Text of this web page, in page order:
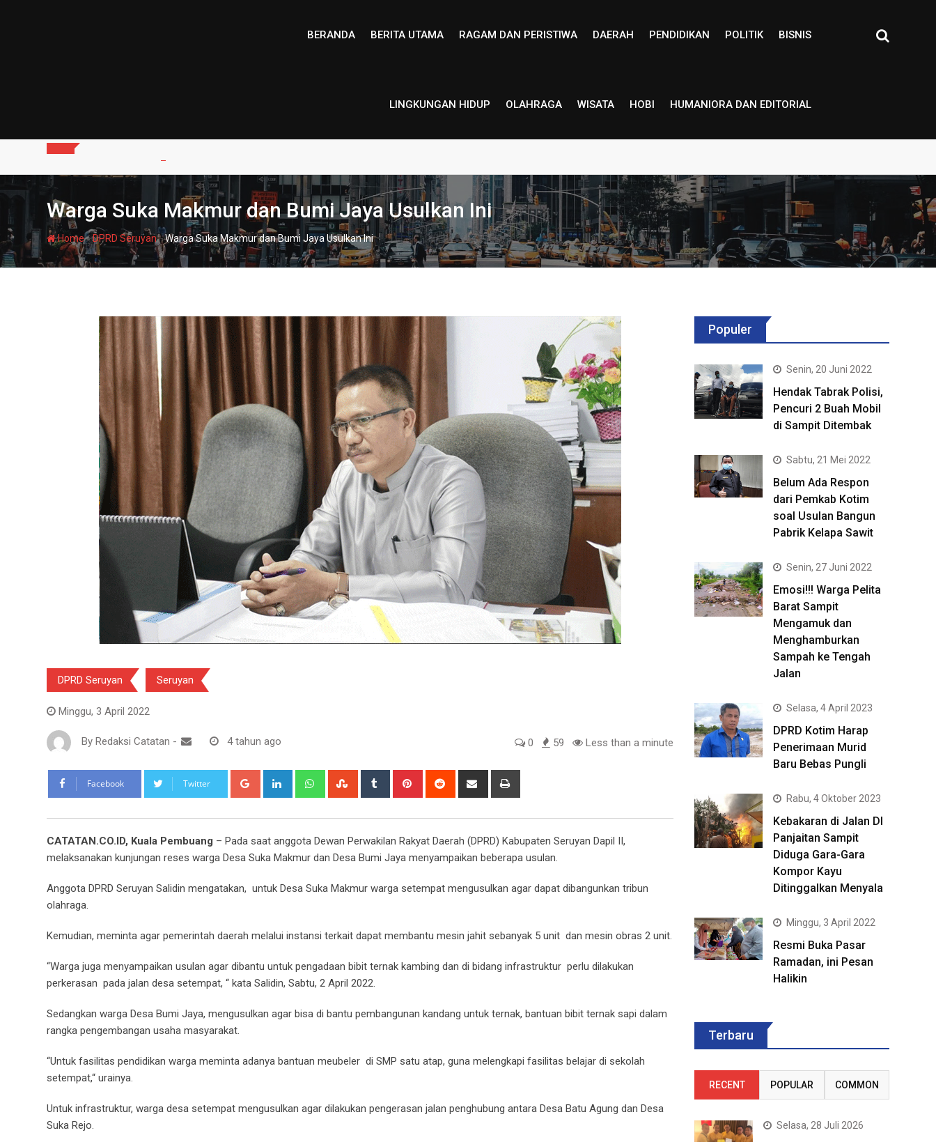
BERANDA BERITA UTAMA RAGAM DAN PERISTIWA DAERAH PENDIDIKAN POLITIK BISNIS
LINGKUNGAN HIDUP OLAHRAGA WISATA HOBI HUMANIORA DAN EDITORIAL
Warga Suka Makmur dan Bumi Jaya Usulkan Ini
Home-DPRD Seruyan-Warga Suka Makmur dan Bumi Jaya Usulkan Ini
DPRD Seruyan Seruyan
Minggu, 3 April 2022
By Redaksi Catatan - 4 tahun ago 0 59 Less than a minute
Facebook Twitter Google+ LinkedIn WhatsappStumbleUpon
Tumblr Pinterest Reddit
Share
CATATAN.CO.ID, Kuala Pembuang – Pada saat anggota Dewan Perwakilan Rakyat Daerah (DPRD) Kabupaten Seruyan Dapil II,
melaksanakan kunjungan reses warga Desa Suka Makmur dan Desa Bumi Jaya menyampaikan beberapa usulan.
Anggota DPRD Seruyan Salidin mengatakan, untuk Desa Suka Makmur warga setempat mengusulkan agar dapat dibangunkan tribun
olahraga.
Kemudian, meminta agar pemerintah daerah melalui instansi terkait dapat membantu mesin jahit sebanyak 5 unit dan mesin obras 2 unit.
“Warga juga menyampaikan usulan agar dibantu untuk pengadaan bibit ternak kambing dan di bidang infrastruktur perlu dilakukan
perkerasan pada jalan desa setempat, “ kata Salidin, Sabtu, 2 April 2022.
Sedangkan warga Desa Bumi Jaya, mengusulkan agar bisa di bantu pembangunan kandang untuk ternak, bantuan bibit ternak sapi dalam
rangka pengembangan usaha masyarakat.
“Untuk fasilitas pendidikan warga meminta adanya bantuan meubeler di SMP satu atap, guna melengkapi fasilitas belajar di sekolah
setempat,“ urainya.
Untuk infrastruktur, warga desa setempat mengusulkan agar dilakukan pengerasan jalan penghubung antara Desa Batu Agung dan Desa
Suka Rejo.
Populer
Senin, 20 Juni 2022
Hendak Tabrak Polisi,
Pencuri 2 Buah Mobil
di Sampit Ditembak
Sabtu, 21 Mei 2022
Belum Ada Respon
dari Pemkab Kotim
soal Usulan Bangun
Pabrik Kelapa Sawit
Senin, 27 Juni 2022
Emosi!!! Warga Pelita
Barat Sampit
Mengamuk dan
Menghamburkan
Sampah ke Tengah
Jalan
Selasa, 4 April 2023
DPRD Kotim Harap
Penerimaan Murid
Baru Bebas Pungli
Rabu, 4 Oktober 2023
Kebakaran di Jalan DI
Panjaitan Sampit
Diduga Gara-Gara
Kompor Kayu
Ditinggalkan Menyala
Minggu, 3 April 2022
Resmi Buka Pasar
Ramadan, ini Pesan
Halikin
Terbaru
RECENT POPULAR COMMON
Selasa, 28 Juli 2026